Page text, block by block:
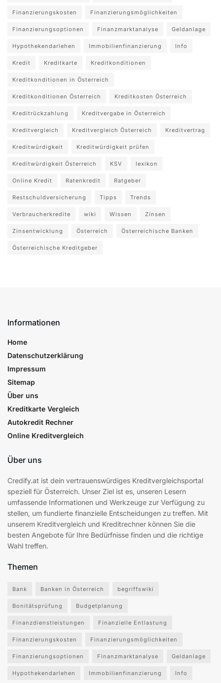
Finanzierungskosten Finanzierungsmöglichkeiten
Finanzierungsoptionen Finanzmarktanalyse Geldanlage
Hypothekendarlehen Immobilienfinanzierung Info
Kredit Kreditkarte Kreditkonditionen
Kreditkonditionen in Österreich
Kreditkonditionen Österreich Kreditkosten Österreich
Kreditrückzahlung Kreditvergabe in Österreich
Kreditvergleich Kreditvergleich Österreich Kreditvertrag
Kreditwürdigkeit Kreditwürdigkeit prüfen
Kreditwürdigkeit Österreich KSV lexikon
Online Kredit Ratenkredit Ratgeber
Restschuldversicherung Tipps Trends
Verbraucherkredite wiki Wissen Zinsen
Zinsentwicklung Österreich Österreichische Banken
Österreichische Kreditgeber
Informationen
Home
Datenschutzerklärung
Impressum
Sitemap
Über uns
Kreditkarte Vergleich
Autokredit Rechner
Online Kreditvergleich
Über uns
Credify.at ist dein vertrauenswürdiges Kreditvergleichsportal
speziell für Österreich. Unser Ziel ist es, unseren Lesern
umfassende Informationen und Werkzeuge zur Verfügung zu
stellen, um fundierte finanzielle Entscheidungen zu treffen. Mit
unserem Kreditvergleich und Kreditrechner können Sie die
besten Angebote für Ihre Bedürfnisse finden und die richtige
Wahl treffen.
Themen
Bank Banken in Österreich begriffswiki
Bonitätsprüfung Budgetplanung
Finanzdienstleistungen Finanzielle Entlastung
Finanzierungskosten Finanzierungsmöglichkeiten
Finanzierungsoptionen Finanzmarktanalyse Geldanlage
Hypothekendarlehen Immobilienfinanzierung Info